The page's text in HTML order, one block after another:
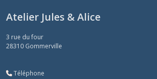
Atelier Jules & Alice
3 rue du four
28310 Gommerville
Téléphone